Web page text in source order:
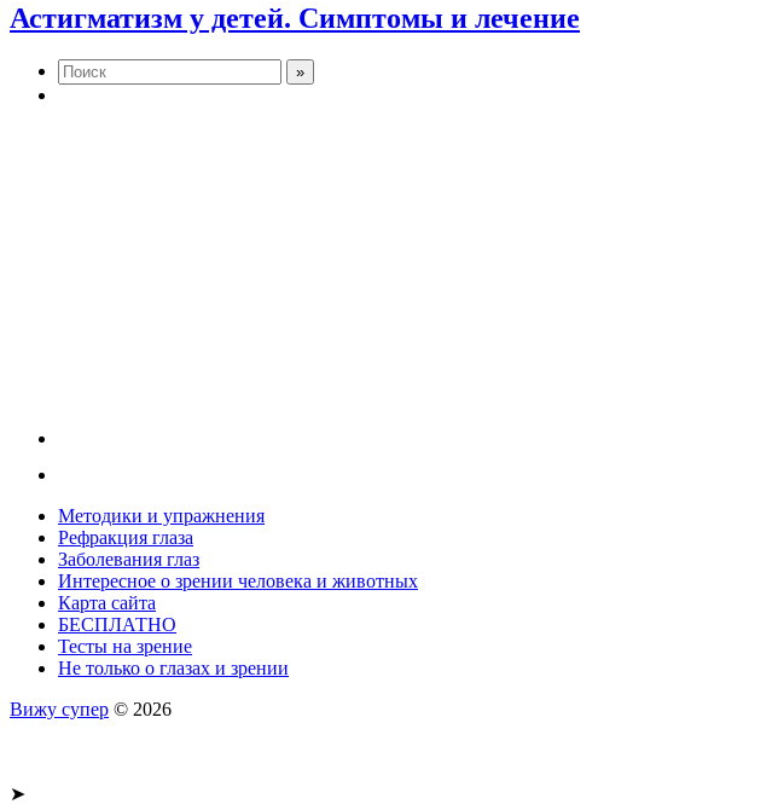
Астигматизм у детей. Симптомы и лечение
Методики и упражнения
Рефракция глаза
Заболевания глаз
Интересное о зрении человека и животных
Карта сайта
БЕСПЛАТНО
Тесты на зрение
Не только о глазах и зрении
Вижу супер © 2026
➤